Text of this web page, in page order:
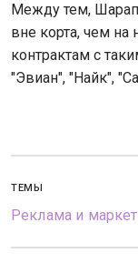
Между тем,
вне корта, чем
контрактам с
"Эвиан", "Найк",
ТЕМЫ
Реклама и